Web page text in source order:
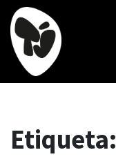
Etiqueta: